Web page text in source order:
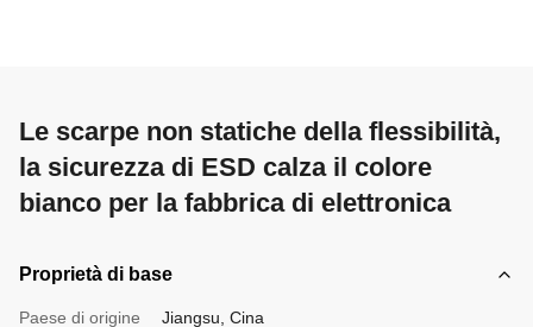
Le scarpe non statiche della flessibilità,
la sicurezza di ESD calza il colore
bianco per la fabbrica di elettronica
Proprietà di base
Paese di origine
Jiangsu, Cina